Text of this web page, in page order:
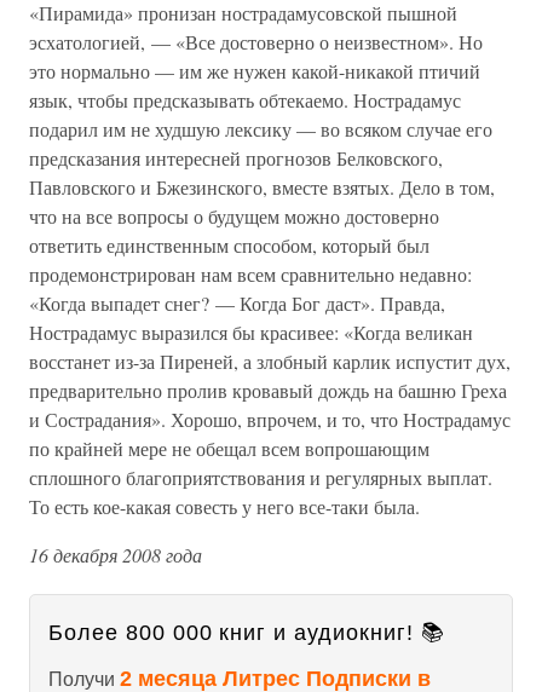
«Пирамида» пронизан нострадамусовской пышной
эсхатологией, — «Все достоверно о неизвестном». Но
это нормально — им же нужен какой-никакой птичий
язык, чтобы предсказывать обтекаемо. Нострадамус
подарил им не худшую лексику — во всяком случае его
предсказания интересней прогнозов Белковского,
Павловского и Бжезинского, вместе взятых. Дело в том,
что на все вопросы о будущем можно достоверно
ответить единственным способом, который был
продемонстрирован нам всем сравнительно недавно:
«Когда выпадет снег? — Когда Бог даст». Правда,
Нострадамус выразился бы красивее: «Когда великан
восстанет из-за Пиреней, а злобный карлик испустит дух,
предварительно пролив кровавый дождь на башню Греха
и Сострадания». Хорошо, впрочем, и то, что Нострадамус
по крайней мере не обещал всем вопрошающим
сплошного благоприятствования и регулярных выплат.
То есть кое-какая совесть у него все-таки была.
16 декабря 2008 года
Более 800 000 книг и аудиокниг! 📚
Получи 2 месяца Литрес Подписки в